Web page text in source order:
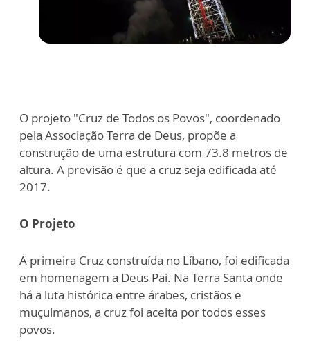
O projeto "Cruz de Todos os Povos", coordenado
pela Associação Terra de Deus, propõe a
construção de uma estrutura com 73.8 metros de
altura. A previsão é que a cruz seja edificada até
2017.
O Projeto
A primeira Cruz construída no Líbano, foi edificada
em homenagem a Deus Pai. Na Terra Santa onde
há a luta histórica entre árabes, cristãos e
muçulmanos, a cruz foi aceita por todos esses
povos.